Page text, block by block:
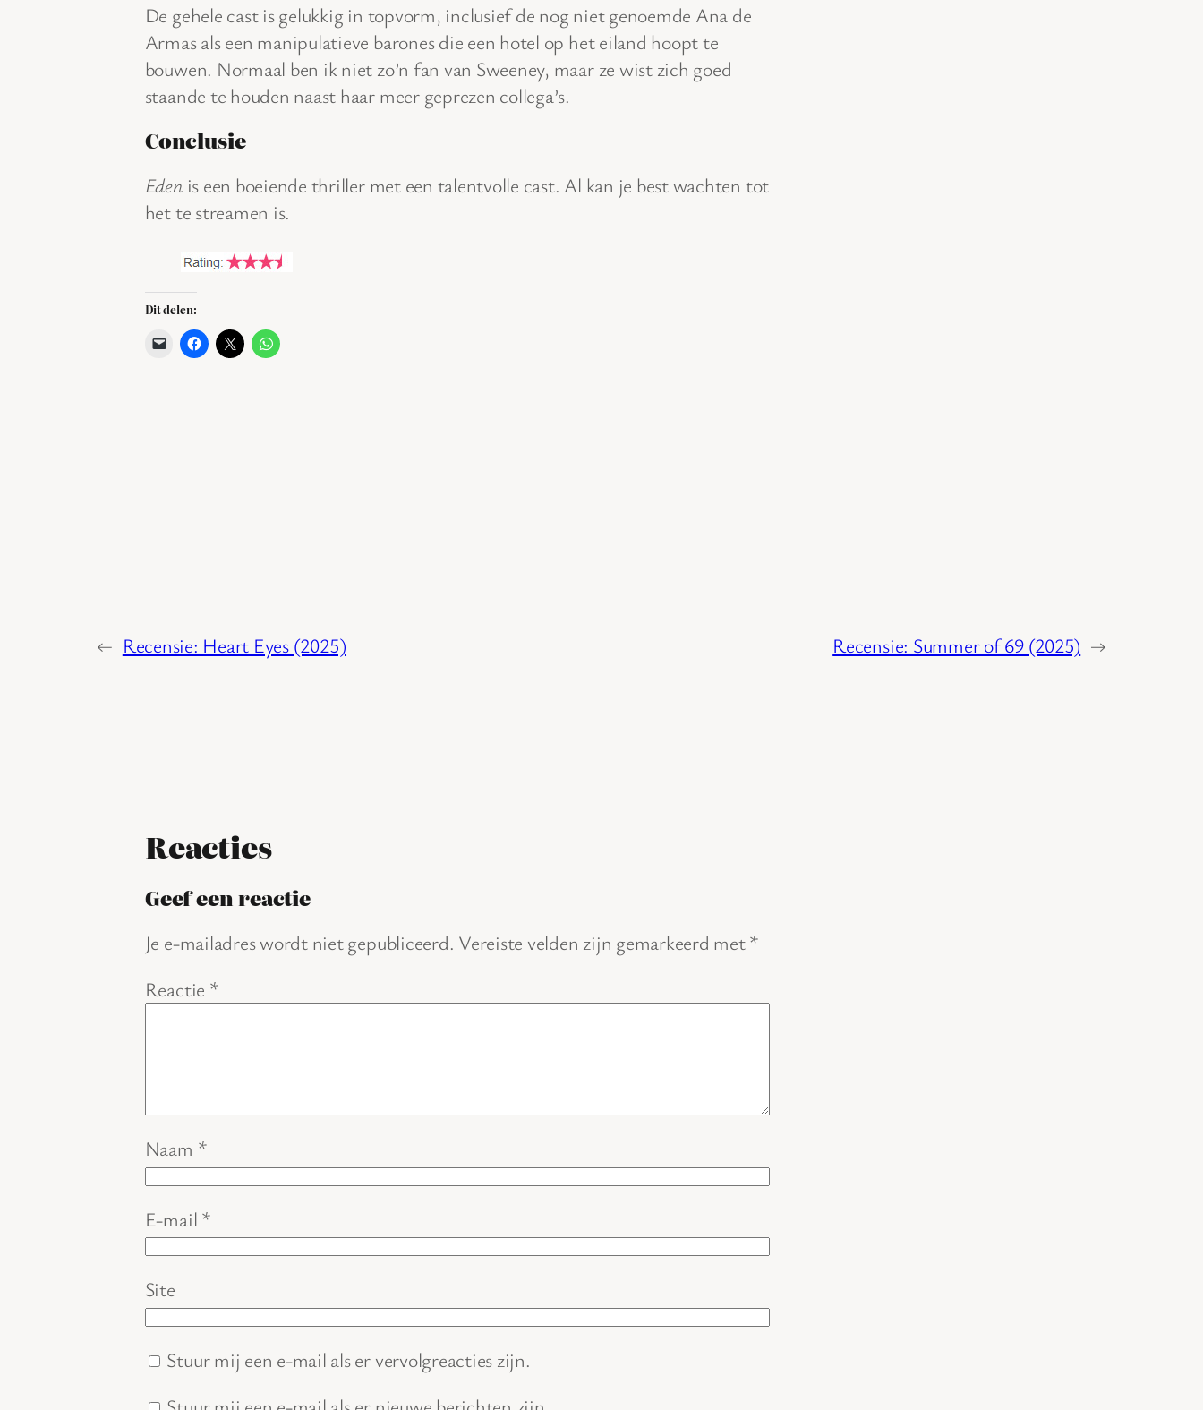
De gehele cast is gelukkig in topvorm, inclusief de nog niet genoemde Ana de
Armas als een manipulatieve barones die een hotel op het eiland hoopt te
bouwen. Normaal ben ik niet zo’n fan van Sweeney, maar ze wist zich goed
staande te houden naast haar meer geprezen collega’s.
Conclusie
Edenis een boeiende thriller met een talentvolle cast. Al kan je best wachten tot
het te streamen is.
Dit delen:
← Recensie: Heart Eyes (2025) Recensie: Summer of 69 (2025) →
Reacties
Geef een reactie
Je e-mailadres wordt niet gepubliceerd. Vereiste velden zijn gemarkeerd met*
Reactie *
Naam *
E-mail *
Site
Stuur mij een e-mail als er vervolgreacties zijn.